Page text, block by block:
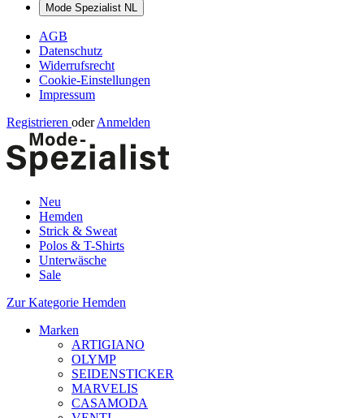
Mode Spezialist NL
AGB
Datenschutz
Widerrufsrecht
Cookie-Einstellungen
Impressum
Registrieren oder Anmelden
Neu
Hemden
Strick & Sweat
Polos & T-Shirts
Unterwäsche
Sale
Zur Kategorie Hemden
Marken
ARTIGIANO
OLYMP
SEIDENSTICKER
MARVELIS
CASAMODA